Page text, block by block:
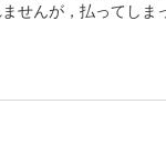
せんが，払ってしま